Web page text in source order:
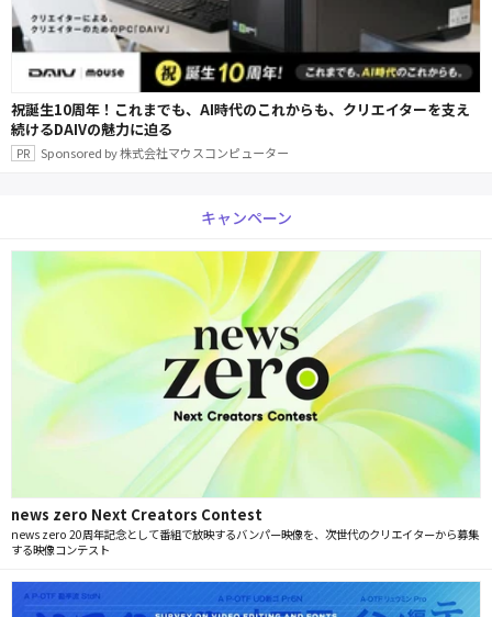
祝誕生10周年！これまでも、AI時代のこれからも、クリエイターを支え
続けるDAIVの魅力に迫る
Sponsored by 株式会社マウスコンピューター
キャンペーン
news zero Next Creators Contest
news zero 20周年記念として番組で放映するバンパー映像を、次世代のクリエイターから募集
する映像コンテスト